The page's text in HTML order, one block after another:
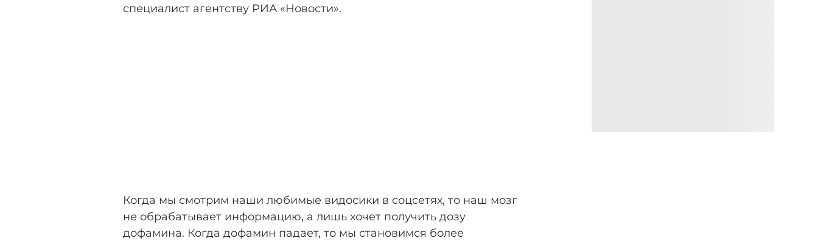
специалист агентству РИА «Новости».
Когда мы смотрим наши любимые видосики в соцсетях, то наш мозг
не обрабатывает информацию, а лишь хочет получить дозу
дофамина. Когда дофамин падает, то мы становимся более